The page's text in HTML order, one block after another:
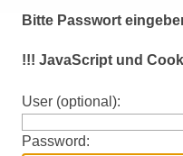
Bitte Passwort
!!! JavaScript und
User (optional):
Password: